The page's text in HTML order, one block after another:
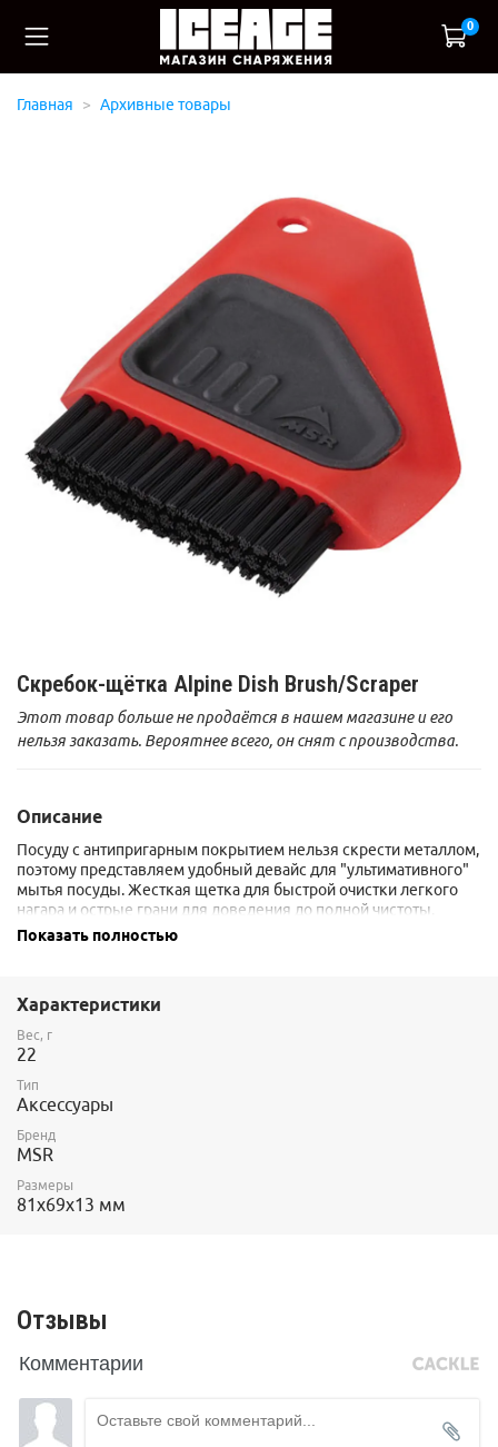
0
Главная Архивные товары
Скребок-щётка Alpine Dish Brush/Scraper
Этот товар больше не продаётся в нашем магазине и его
нельзя заказать. Вероятнее всего, он снят с производства.
Описание
Посуду с антипригарным покрытием нельзя скрести металлом,
поэтому представляем удобный девайс для "ультимативного"
мытья посуды. Жесткая щетка для быстрой очистки легкого
нагара и острые грани для доведения до полной чистоты.
Закругленное пластиковое "лезвие" скребка имеет такой же
Показать полностью
Характеристики
Вес, г
22
Тип
Аксессуары
Бренд
MSR
Размеры
81х69х13 мм
Отзывы
Комментарии